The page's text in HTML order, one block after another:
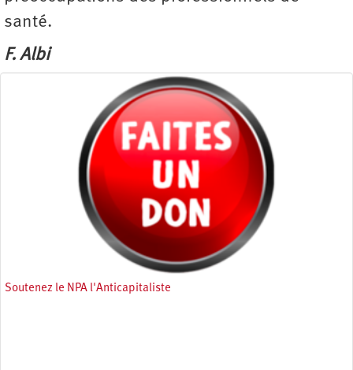
santé.
F. Albi
Soutenez le NPA l'Anticapitaliste